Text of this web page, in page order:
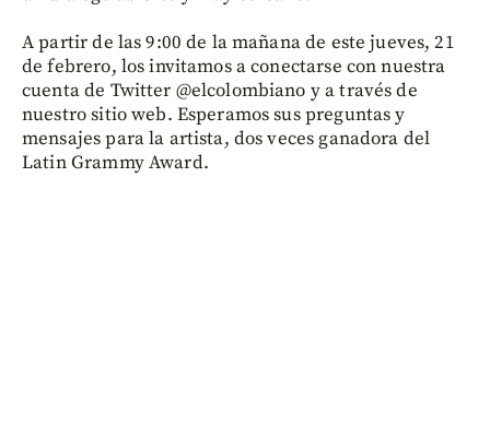
A partir de las 9:00 de la mañana de este jueves, 21
de febrero, los invitamos a conectarse con nuestra
cuenta de Twitter @elcolombiano y a través de
nuestro sitio web. Esperamos sus preguntas y
mensajes para la artista, dos veces ganadora del
Latin Grammy Award.